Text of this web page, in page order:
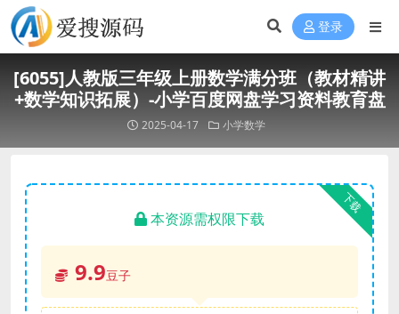
登录
[6055]人教版三年级上册数学满分班（教材精讲
+数学知识拓展）-小学百度网盘学习资料教育盘
2025-04-17 小学数学
下载
本资源需权限下载
9.9豆子